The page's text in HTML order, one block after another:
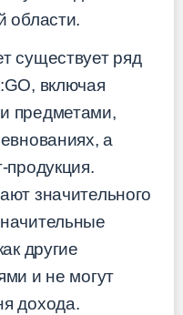
области.
существует ряд
включая
предметами,
а
продукция.
значительного
другие
и не могут
дохода.